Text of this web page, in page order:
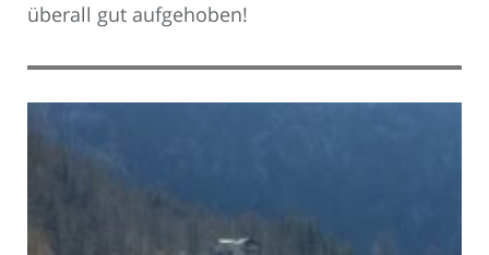
überall gut aufgehoben!